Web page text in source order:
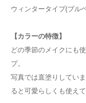
ウィンタータイプ(ブル
【カラーの特徴】
どの季節のメイクにも
プ。
写真では直塗りしてい
ると可愛らしくも使え